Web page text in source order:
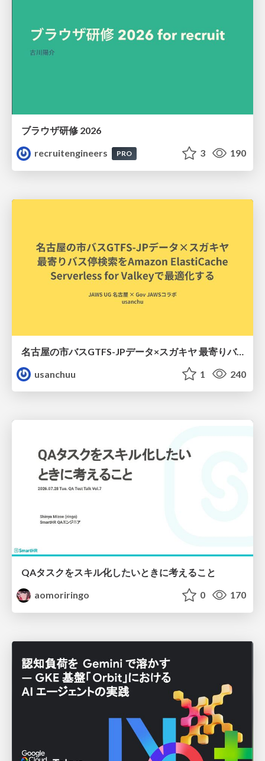
ブラウザ研修 2026
recruitengineers
PRO 3 190
名古屋の市バスGTFS-JPデータ×スガキヤ 最寄りバス停検索をAmazon ElastiCache Serverless for Valkeyで最適化する
usanchuu
1 240
QAタスクをスキル化したいときに考えること
aomoriringo
0 170